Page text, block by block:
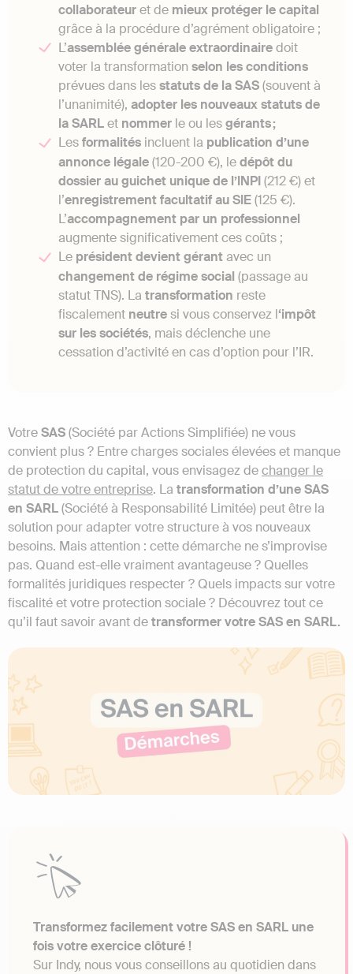
collaborateuret de mieux protéger le capital
grâce à la procédure d’agrément obligatoire ;
L’assemblée générale extraordinairedoit
voter la transformation selon les conditions
prévues dans lesstatuts de la SAS(souvent à
l’unanimité), adopter les nouveaux statuts de
la SARLet nommer le ou lesgérants ;
Lesformalités incluent la publication d’une
annonce légale(120-200 €), ledépôt du
dossier au guichet unique de l’INPI(212 €) et
l’enregistrement facultatif au SIE(125 €).
L’accompagnement par un professionnel
augmente significativement ces coûts ;
Le président devient gérantavec un
changement de régime social (passage au
statut TNS). La transformation reste
fiscalement neutresi vous conservez l‘impôt
sur les sociétés, mais déclenche une
cessation d’activité en cas d’option pour l’IR.
VotreSAS(Société par Actions Simplifiée) ne vous
convient plus ? Entre charges sociales élevées et manque
de protection du capital, vous envisagez dechanger le
statut de votre entreprise. La transformation d’une SAS
en SARL(Société à Responsabilité Limitée) peut être la
solution pour adapter votre structure à vos nouveaux
besoins. Mais attention : cette démarche ne s’improvise
pas. Quand est-elle vraiment avantageuse ? Quelles
formalités juridiques respecter ? Quels impacts sur votre
fiscalité et votre protection sociale ? Découvrez tout ce
qu’il faut savoir avant detransformer votre SAS en SARL.
Transformez facilement votre SAS en SARL une
fois votre exercice clôturé !
Sur Indy, nous vous conseillons au quotidien dans